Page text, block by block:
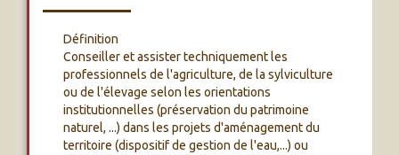
Définition
Conseiller et assister techniquement les
professionnels de l'agriculture, de la sylviculture
ou de l'élevage selon les orientations
institutionnelles (préservation du patrimoine
naturel, ...) dans les projets d'aménagement du
territoire (dispositif de gestion de l'eau,...) ou